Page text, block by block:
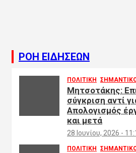
ΡΟΗ ΕΙΔΗΣΕΩΝ
ΠΟΛΙΤΙΚΗ
Μητσοτάκης:
σύγκριση αντί
Απολογισμός
και μετά
28 Ιουνίου, 2026 -
ΠΟΛΙΤΙΚΗ